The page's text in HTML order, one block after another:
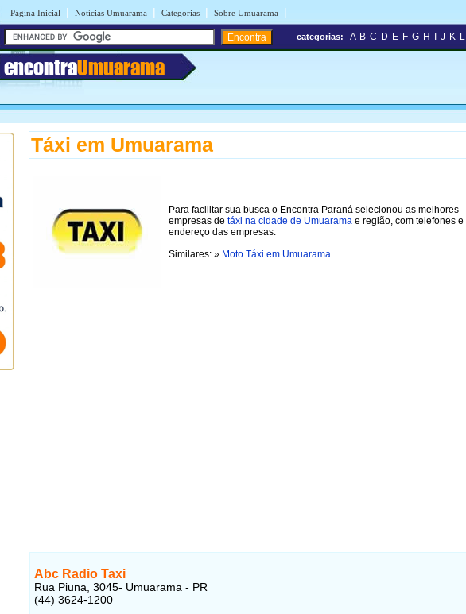
Página Inicial | Notícias Umuarama | Categorias | Sobre Umuarama |
encontraUmuarama
categorias: A B C D E F G H J K L
Táxi em Umuarama
Para facilitar sua busca o Encontra Paraná selecionou as melhores
empresas de táxi na cidade de Umuarama e região, com telefones e
endereço das empresas.
Similares: » Moto Táxi em Umuarama
Abc Radio Taxi
Rua Piuna, 3045- Umuarama - PR
(44) 3624-1200